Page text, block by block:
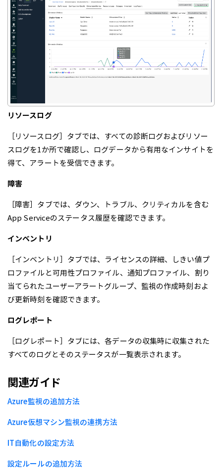
リソースログ
［リソースログ］タブでは、すべての診断ログおよびリソー
スログを1か所で確認し、ログデータから有用なインサイトを
得て、アラートを受信できます。
障害
［障害］タブでは、ダウン、トラブル、クリティカルを含む
App Serviceのステータス履歴を確認できます。
インベントリ
［インベントリ］タブでは、ライセンスの詳細、しきい値プ
ロファイルと可用性プロファイル、通知プロファイル、割り
当てられたユーザーアラートグループ、監視の作成時刻およ
び更新時刻を確認できます。
ログレポート
［ログレポート］タブには、各データの収集時に収集された
すべてのログとそのステータスが一覧表示されます。
関連ガイド
Azure監視の追加方法
Azure仮想マシン監視の連携方法
IT自動化の設定方法
設定ルールの追加方法